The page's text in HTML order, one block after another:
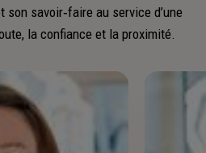
son savoir‑faire au service d’une
la confiance et la proximité.